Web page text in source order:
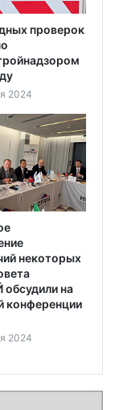
проверок
2024
некоторых
на
конференции
2024